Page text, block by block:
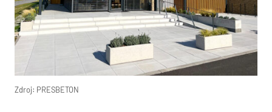
Zdroj: PRESBETON